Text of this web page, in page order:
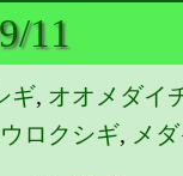
11
ギ, オオメダイ
ロクシギ, メ